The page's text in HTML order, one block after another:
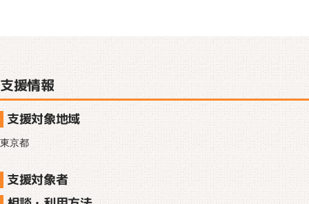
支援情報
支援対象地域
東京都
支援対象者